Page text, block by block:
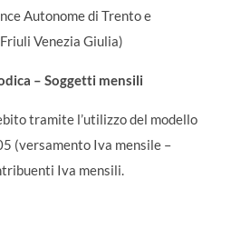
Autonome di Trento e
Venezia Giulia)
– Soggetti mensili
tramite l’utilizzo del modello
(versamento Iva mensile –
Iva mensili.